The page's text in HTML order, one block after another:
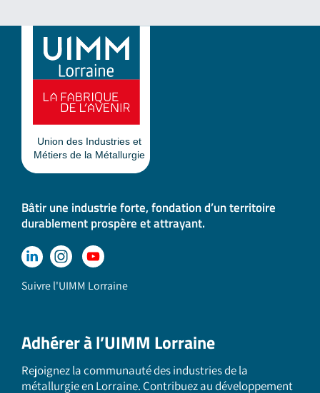
Bâtir une industrie forte, fondation d’un territoire
durablement prospère et attrayant.
Suivre l'UIMM Lorraine
Adhérer à l’UIMM Lorraine
Rejoignez la communauté des industries de la
métallurgie en Lorraine. Contribuez au développement